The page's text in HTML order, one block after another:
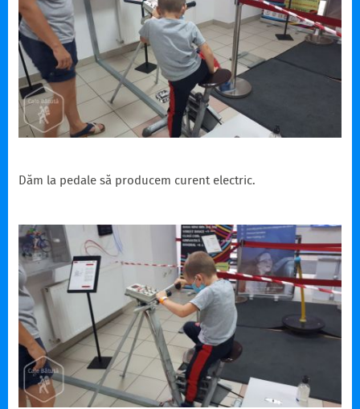
Dăm la pedale să producem curent electric.